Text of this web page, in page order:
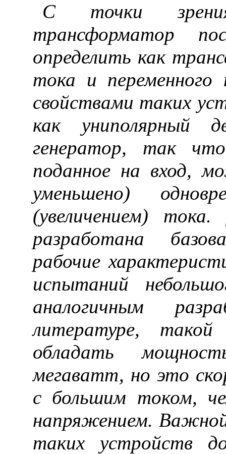
С точки
трансформатор
определить как
тока и
свойствами таких
как униполярный
генератор, так
поданное на вход,
уменьшено)
(увеличением)
разработана
рабочие
испытаний
аналогичным
литературе,
обладать
мегаватт, но это
с большим током,
напряжением.
таких устройств